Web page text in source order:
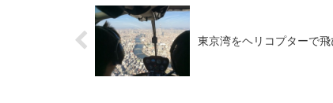
東京湾をヘリコプターで